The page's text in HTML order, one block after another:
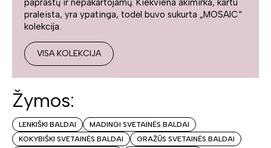
paprastų ir nepakartojamų. Kiekviena akimirka, kartu
praleista, yra ypatinga, todėl buvo sukurta „MOSAIC“
kolekcija.
VISA KOLEKCIJA
Žymos:
LENKIŠKI BALDAI
MADINGI SVETAINĖS BALDAI
KOKYBIŠKI SVETAINĖS BALDAI
GRAŽŪS SVETAINĖS BALDAI